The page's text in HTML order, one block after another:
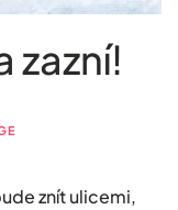
zazní!
znít ulicemi,